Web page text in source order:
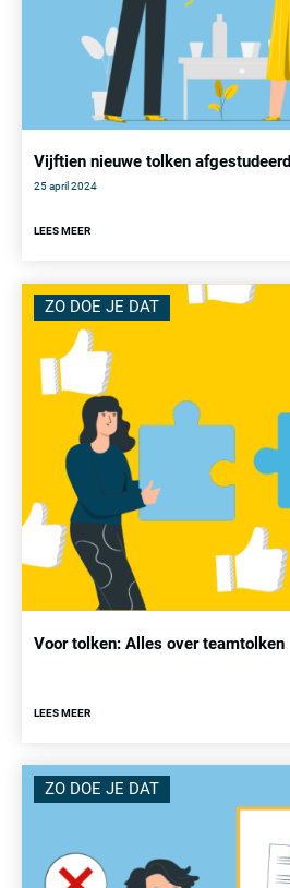
Vijftien nieuwe tolken afgestudeerd
25 april 2024
LEES MEER
ZO DOE JE DAT
Voor tolken: Alles over teamtolken
LEES MEER
ZO DOE JE DAT